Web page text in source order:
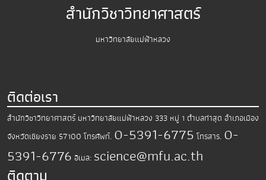
สำนักวิชาวิทยาศาสตร์
มหาวิทยาลัยแม่ฟ้าหลวง
ติดต่อเรา
สำนักวิชาวิทยาศาสตร์ มหาวิทยาลัยแม่ฟ้าหลวง 333 หมู่ 1 ตำบลท่าสุด อำเภอเมือง
จังหวัดเชียงราย 57100 โทรศัพท์. 0-5391-6775 โทรสาร. 0-
5391-6776 อีเมล: science@mfu.ac.th